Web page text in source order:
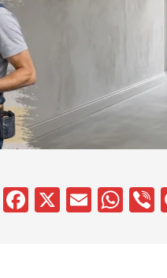
Facebook
X Email